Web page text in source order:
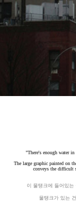
"There's enough water
The large graphic painted on
conveys the difficult
이 물탱크에 들어있
물탱크가 있는